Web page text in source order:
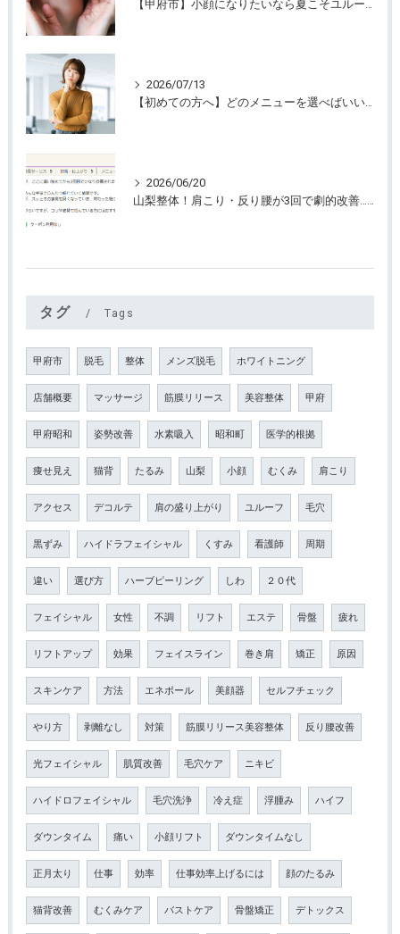
2026/07/13
【初めての方へ】どのメニューを選べばいいのか迷っていませんか？
2026/06/20
タグ Tags
甲府市 脱毛 整体 メンズ脱毛 ホワイトニング
店舗概要 マッサージ 筋膜リリース 美容整体 甲府
甲府昭和 姿勢改善 水素吸入 昭和町 医学的根拠
痩せ見え 猫背 たるみ 山梨 小顔 むくみ 肩こり
アクセス デコルテ 肩の盛り上がり ユルーフ 毛穴
黒ずみ ハイドラフェイシャル くすみ 看護師 周期
違い 選び方 ハーブピーリング しわ ２０代
フェイシャル 女性 不調 リフト エステ 骨盤 疲れ
リフトアップ 効果 フェイスライン 巻き肩 矯正 原因
スキンケア 方法 エネボール 美顔器 セルフチェック
やり方 剥離なし 対策 筋膜リリース美容整体 反り腰改善
光フェイシャル 肌質改善 毛穴ケア ニキビ
ハイドロフェイシャル 毛穴洗浄 冷え症 浮腫み ハイフ
ダウンタイム 痛い 小顔リフト ダウンタイムなし
正月太り 仕事 効率 仕事効率上げるには 顔のたるみ
猫背改善 むくみケア バストケア 骨盤矯正 デトックス